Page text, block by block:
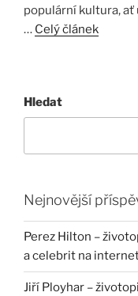
populární kultura, ať
… Celý článek
Hledat
Nejnovější
Perez Hilton –
a celebrit na
Jiří Ployhar –